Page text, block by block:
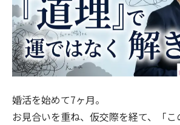
婚活を始めて7ヶ月。
お見合いを重ね、仮交際を経て、「